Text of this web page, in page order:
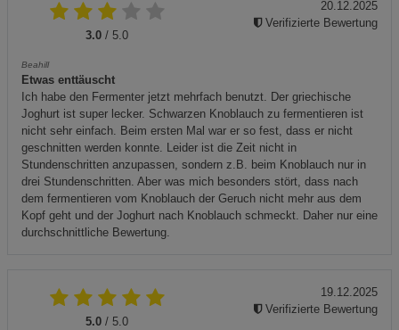
3.0 / 5.0
Beahill
Etwas enttäuscht
Ich habe den Fermenter jetzt mehrfach benutzt. Der griechische
Joghurt ist super lecker. Schwarzen Knoblauch zu fermentieren ist
nicht sehr einfach. Beim ersten Mal war er so fest, dass er nicht
geschnitten werden konnte. Leider ist die Zeit nicht in
Stundenschritten anzupassen, sondern z.B. beim Knoblauch nur in
drei Stundenschritten. Aber was mich besonders stört, dass nach
dem fermentieren vom Knoblauch der Geruch nicht mehr aus dem
Kopf geht und der Joghurt nach Knoblauch schmeckt. Daher nur eine
durchschnittliche Bewertung.
20.12.2025
Verifizierte Bewertung
5.0 / 5.0
19.12.2025
Verifizierte Bewertung